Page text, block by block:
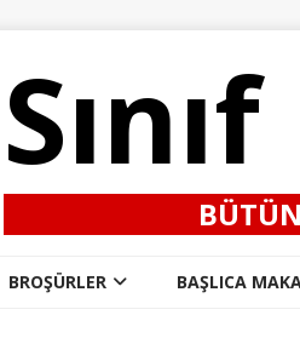
BROŞÜRLER BAŞLICA